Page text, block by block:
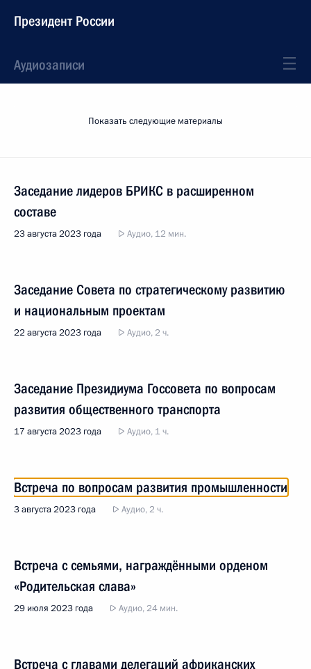
Президент России
Аудиозаписи
Показать следующие материалы
Заседание лидеров БРИКС в расширенном
составе
23 августа 2023 года Аудио, 12 мин.
Заседание Совета по стратегическому развитию
и национальным проектам
22 августа 2023 года Аудио, 2 ч.
Заседание Президиума Госсовета по вопросам
развития общественного транспорта
17 августа 2023 года Аудио, 1 ч.
Встреча по вопросам развития промышленности
3 августа 2023 года Аудио, 2 ч.
Встреча с семьями, награждёнными орденом
«Родительская слава»
29 июля 2023 года Аудио, 24 мин.
Встреча с главами делегаций африканских